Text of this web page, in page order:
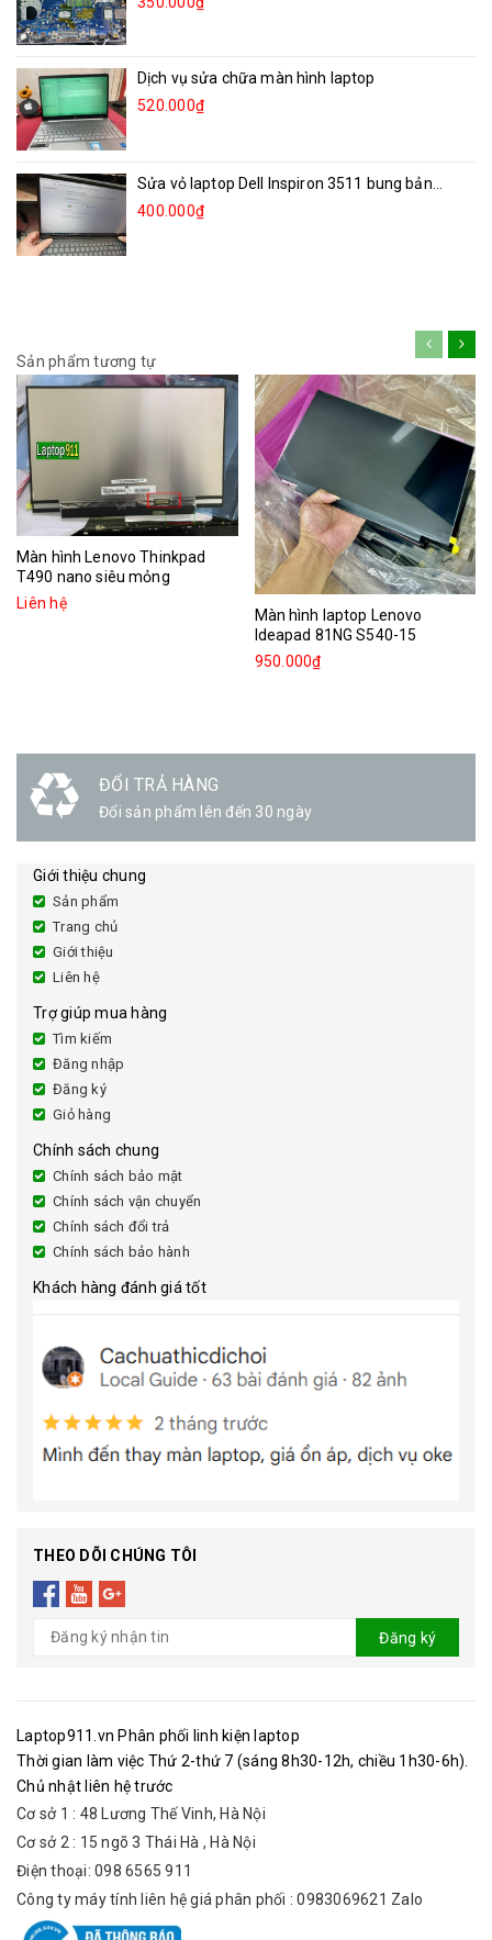
Dịch vụ sửa chữa màn hình laptop
520.000₫
Sửa vỏ laptop Dell Inspiron 3511 bung bản...
400.000₫
Sản phẩm tương tự
Màn hình Lenovo Thinkpad
T490 nano siêu mỏng
Liên hệ
Màn hình laptop Lenovo
Ideapad 81NG S540-15
950.000₫
ĐỔI TRẢ HÀNG
Đổi sản phẩm lên đến 30 ngày
Giới thiệu chung
Sản phẩm
Trang chủ
Giới thiệu
Liên hệ
Trợ giúp mua hàng
Tìm kiếm
Đăng nhập
Đăng ký
Giỏ hàng
Chính sách chung
Chính sách bảo mật
Chính sách vận chuyển
Chính sách đổi trả
Chính sách bảo hành
Khách hàng đánh giá tốt
THEO DÕI CHÚNG TÔI
Đăng ký
Laptop911.vn Phân phối linh kiện laptop
Thời gian làm việc Thứ 2-thứ 7 (sáng 8h30-12h, chiều 1h30-6h).
Chủ nhật liên hệ trước
Cơ sở 1 : 48 Lương Thế Vinh, Hà Nội
Cơ sở 2 : 15 ngõ 3 Thái Hà , Hà Nội
Điện thoại: 098 6565 911
Công ty máy tính liên hệ giá phân phối : 0983069621 Zalo